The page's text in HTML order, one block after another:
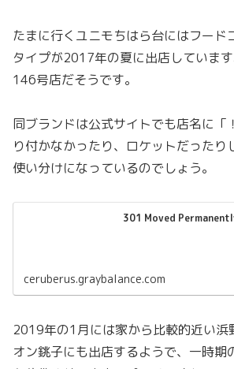
たまに行くユニモちはら台にはフード
タイプが2017年の夏に出店していま
146号店だそうです。
同ブランドは公式サイトでも店名に「
り付かなかったり、ロケットだったり
使い分けになっているのでしょう。
301 Moved
ceruberus.graybalance.com
2019年の1月には家から比較的近い浜
オン銚子にも出店するようで、一時期